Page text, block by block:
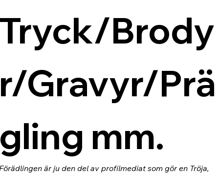
Brody
Gravyr/Prä
mm.
är ju den del av profilmediat som gör en Tröja,